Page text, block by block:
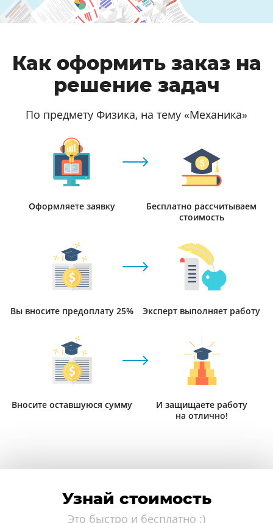
Как оформить заказ на
решение задач
По предмету Физика, на тему «Механика»
Оформляете заявку
Бесплатно рассчитываем
стоимость
Вы вносите предоплату 25% Эксперт выполняет работу
Вносите оставшуюся сумму
И защищаете работу
на отлично!
Узнай стоимость
Это быстро и бесплатно :)